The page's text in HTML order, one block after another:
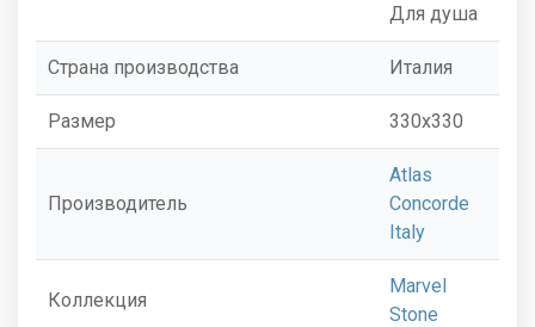
Для душа
Страна производства Италия
Размер 330x330
Производитель
Atlas
Concorde
Italy
Коллекция
Marvel
Stone